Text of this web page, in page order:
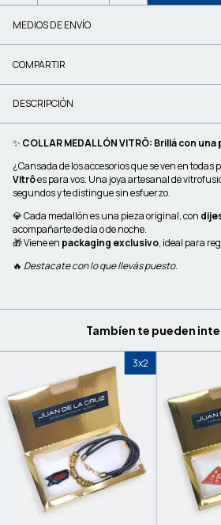
MEDIOS DE ENVÍO
COMPARTIR
DESCRIPCIÓN
✨ COLLAR MEDALLÓN VITRÔ: Brillá con
¿Cansada de los accesorios que se ven en todas
Vitrôes para vos. Una joya artesanal de
segundos y te distingue sin esfuerzo.
💎 Cada medallón es una pieza original, con
acompañarte de día o de noche.
🎁 Viene en packaging exclusivo, ideal para
🔥 Destacate con lo que llevás puesto.
Tambíen te pueden
3x2